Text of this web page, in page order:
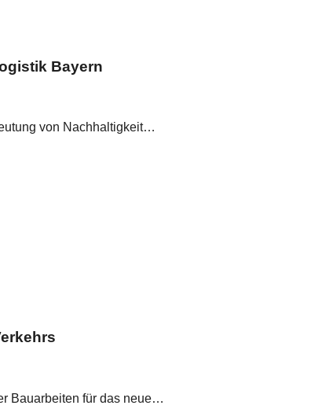
Bayern
von Nachhaltigkeit…
Bauarbeiten für das neue…